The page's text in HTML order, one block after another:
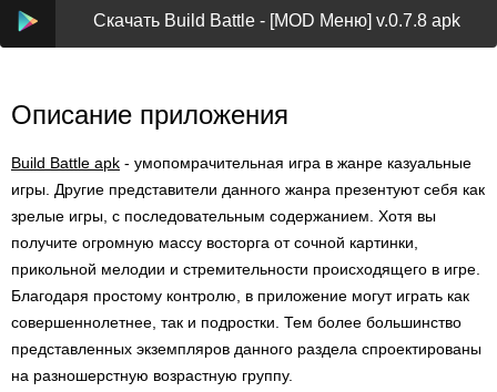
Скачать Build Battle - [MOD Меню] v.0.7.8 apk
Описание приложения
Build Battle apk - умопомрачительная игра в жанре казуальные
игры. Другие представители данного жанра презентуют себя как
зрелые игры, с последовательным содержанием. Хотя вы
получите огромную массу восторга от сочной картинки,
прикольной мелодии и стремительности происходящего в игре.
Благодаря простому контролю, в приложение могут играть как
совершеннолетнее, так и подростки. Тем более большинство
представленных экземпляров данного раздела спроектированы
на разношерстную возрастную группу.